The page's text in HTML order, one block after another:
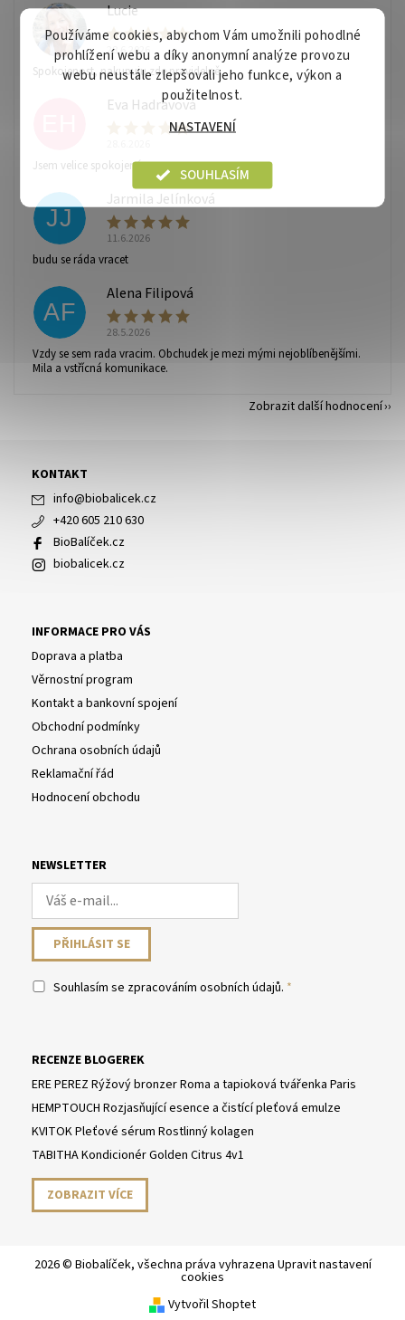
Vaše osobní údaje budou zpracovány dle
ochrany osobních údajů
L
Lucie
28.6.2026
Spokojenost, nakupuju zde pravidelně.
Eva Hadravová
Jsem velice spokojená
JJ
Jarmila Jelínková
11.6.2026
budu se ráda vracet
AF
Alena Filipová
28.5.2026
Vzdy se sem rada vracim. Obchudek je mezi mými nejoblíbenějšími.
Mila a vstřícná komunikace.
Zobrazit další hodnocení
KONTAKT
info@biobalicek.cz
+420 605 210 630
BioBalíček.cz
biobalicek.cz
INFORMACE PRO VÁS
Doprava a platba
Věrnostní program
Kontakt a bankovní spojení
Obchodní podmínky
Ochrana osobních údajů
Reklamační řád
Hodnocení obchodu
NEWSLETTER
Souhlasím se zpracováním osobních údajů.
RECENZE BLOGEREK
ERE PEREZ Rýžový bronzer Roma a tapioková tvářenka Paris
HEMPTOUCH Rozjasňující esence a čistící pleťová emulze
KVITOK Pleťové sérum Rostlinný kolagen
TABITHA Kondicionér Golden Citrus 4v1
ZOBRAZIT VÍCE
2026 © Biobalíček, všechna práva vyhrazena Upravit nastavení
cookies
Vytvořil Shoptet
Používáme cookies, abychom Vám umožnili pohodlné
prohlížení webu a díky anonymní analýze provozu
webu neustále zlepšovali jeho funkce, výkon a
použitelnost.
NASTAVENÍ
SOUHLASÍM